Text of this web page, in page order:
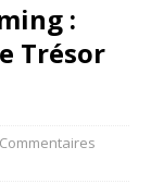
:
Trésor
Commentaires